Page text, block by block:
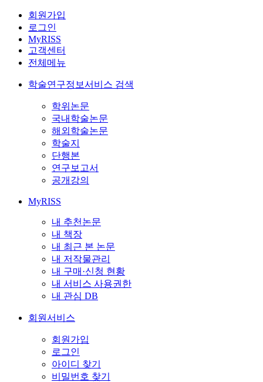
회원가입
로그인
MyRISS
고객센터
전체메뉴
학술연구정보서비스 검색
학위논문
국내학술논문
해외학술논문
학술지
단행본
연구보고서
공개강의
MyRISS
내 추천논문
내 책장
내 최근 본 논문
내 저작물관리
내 구매·신청 현황
내 서비스 사용권한
내 관심 DB
회원서비스
회원가입
로그인
아이디 찾기
비밀번호 찾기